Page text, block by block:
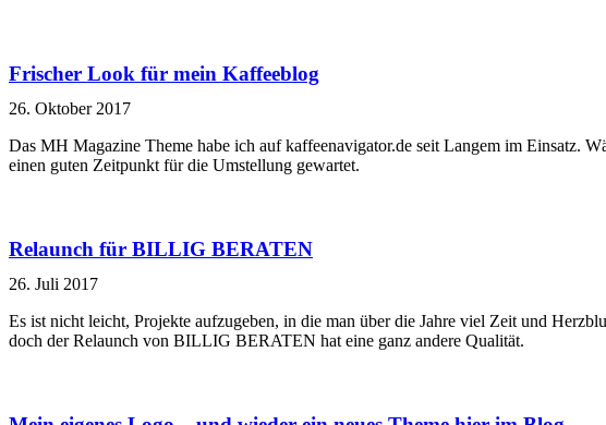
Frischer Look für mein Kaffeeblog
26. Oktober 2017
Das MH Magazine Theme habe ich auf kaffeenavigator.de seit Langem im Einsatz.
einen guten Zeitpunkt für die Umstellung gewartet.
Relaunch für BILLIG BERATEN
26. Juli 2017
Es ist nicht leicht, Projekte aufzugeben, in die man über die Jahre viel Zeit und
doch der Relaunch von BILLIG BERATEN hat eine ganz andere Qualität.